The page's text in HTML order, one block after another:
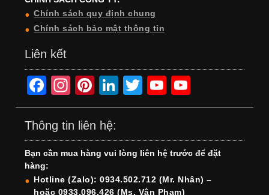
Chính sách quy định chung
Chính sách bảo mật thông tin
Liên kết
F
a
c
e
b
o
In
st
a
gr
a
m
Pi
nt
er
e
st
Li
n
e
dI
n
T
wi
er
Y
o
T
u
b
o
T
u
b
Thông tin liên hệ:
Bạn cần mua hàng vui lòng liên hệ trước để đặt
hàng:
Hotline (Zalo): 0934.502.712 (Mr. Nhân) –
hoặc 0933.096.426 (Ms. Vân Phạm)